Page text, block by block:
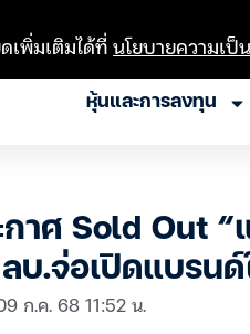
หุ้นและการลงทุน
กาศ Sold Out
บ.จ่อเปิดแบรน
ก.ค. 68 11:52 น.
เพิ่มเติมได้ที่นโยบายความเป็